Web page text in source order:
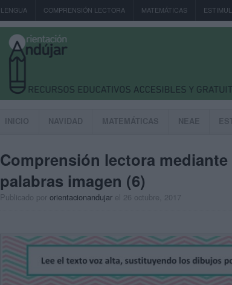
LENGUA COMPRENSIÓN LECTORA MATEMÁTICAS
INICIO NAVIDAD MATEMÁTICAS NEAE
Comprensión lectora
palabras imagen (6)
Publicado por orientacionandujar el 26 octubre, 2017